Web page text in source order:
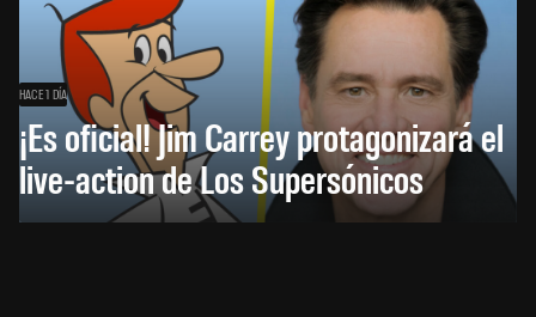
HACE 1 DÍA
¡Es oficial! Jim Carrey protagonizará el
live-action de Los Supersónicos